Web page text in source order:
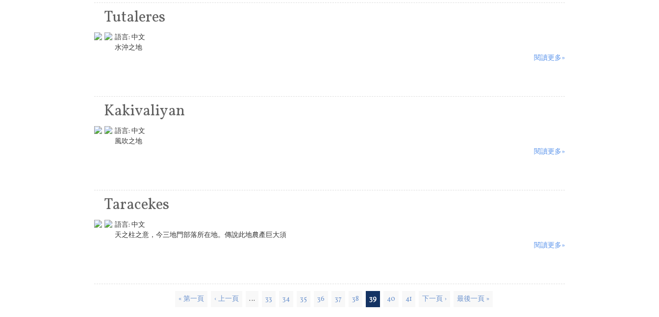
Tutaleres
語言: 中文
水沖之地
閱讀更多»
Kakivaliyan
語言: 中文
風吹之地
閱讀更多»
Taracekes
語言: 中文
天之柱之意，今三地門部落所在地。傳說此地農產巨大須
閱讀更多»
« 第一頁 ‹ 上一頁 … 33 34 35 36 37 38 39 40 41 下一頁 › 最後一頁 »